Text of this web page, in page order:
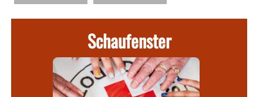
Schaufenster